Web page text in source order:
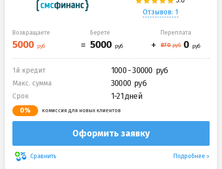
Отзывов: 1
Возвращаете Берете Переплата
1й кредит 1000 - 30000
Макс. сумма 30000
Срок 1-21 дней
0% комиссия для новых клиентов
Оформить заявку
Сравнить Подробнее